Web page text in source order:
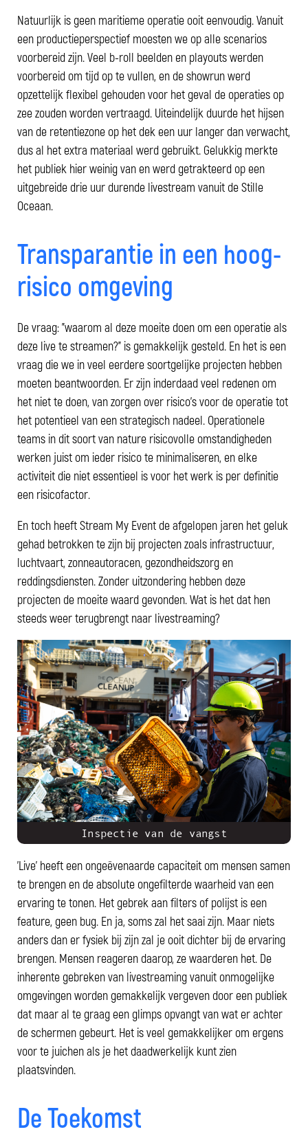
Natuurlijk is geen maritieme operatie ooit eenvoudig. Vanuit
een productieperspectief moesten we op alle scenarios
voorbereid zijn. Veel b-roll beelden en playouts werden
voorbereid om tijd op te vullen, en de showrun werd
opzettelijk flexibel gehouden voor het geval de operaties op
zee zouden worden vertraagd. Uiteindelijk duurde het hijsen
van de retentiezone op het dek een uur langer dan verwacht,
dus al het extra materiaal werd gebruikt. Gelukkig merkte
het publiek hier weinig van en werd getrakteerd op een
uitgebreide drie uur durende livestream vanuit de Stille
Oceaan.
Transparantie in een hoog-
risico omgeving
De vraag: "waarom al deze moeite doen om een operatie als
deze live te streamen?" is gemakkelijk gesteld. En het is een
vraag die we in veel eerdere soortgelijke projecten hebben
moeten beantwoorden. Er zijn inderdaad veel redenen om
het niet te doen, van zorgen over risico's voor de operatie tot
het potentieel van een strategisch nadeel. Operationele
teams in dit soort van nature risicovolle omstandigheden
werken juist om ieder risico te minimaliseren, en elke
activiteit die niet essentieel is voor het werk is per definitie
een risicofactor.
En toch heeft Stream My Event de afgelopen jaren het geluk
gehad betrokken te zijn bij projecten zoals infrastructuur,
luchtvaart, zonneautoracen, gezondheidszorg en
reddingsdiensten. Zonder uitzondering hebben deze
projecten de moeite waard gevonden. Wat is het dat hen
steeds weer terugbrengt naar livestreaming?
Inspectie van de vangst
'Live' heeft een ongeëvenaarde capaciteit om mensen samen
te brengen en de absolute ongefilterde waarheid van een
ervaring te tonen. Het gebrek aan filters of polijst is een
feature, geen bug. En ja, soms zal het saai zijn. Maar niets
anders dan er fysiek bij zijn zal je ooit dichter bij de ervaring
brengen. Mensen reageren daarop, ze waarderen het. De
inherente gebreken van livestreaming vanuit onmogelijke
omgevingen worden gemakkelijk vergeven door een publiek
dat maar al te graag een glimps opvangt van wat er achter
de schermen gebeurt. Het is veel gemakkelijker om ergens
voor te juichen als je het daadwerkelijk kunt zien
plaatsvinden.
De Toekomst